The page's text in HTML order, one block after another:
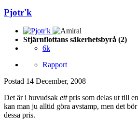
Pjotr'k
Stjärnflottans säkerhetsbyrå (2)
6k
Rapport
Postad 14 December, 2008
Det är i huvudsak ettpris som delas ut till
kan man ju alltid göra avstamp, men det
dessa pris.